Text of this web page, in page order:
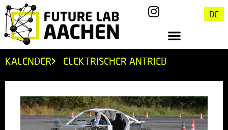
DE
KALENDER ELEKTRISCHER ANTRIEB